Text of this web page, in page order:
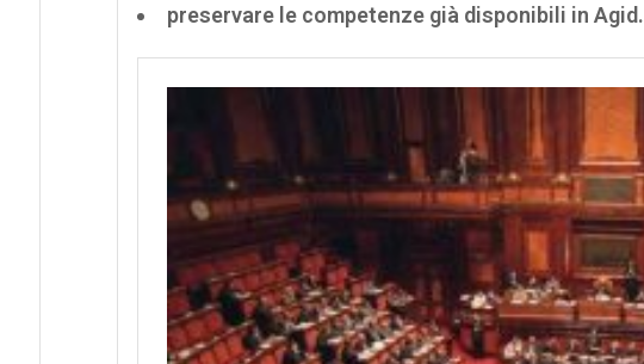
preservare le competenze già disponibili in Agid.